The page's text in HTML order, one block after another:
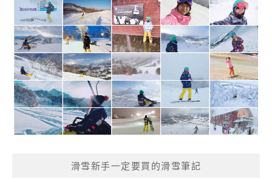
滑雪新手一定要買的滑雪筆記